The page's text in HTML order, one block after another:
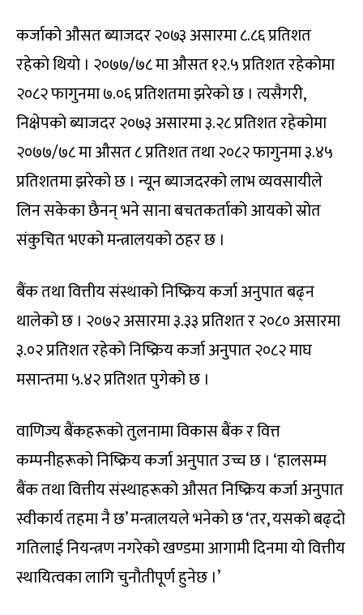
कर्जाको औसत ब्याजदर २०७३ असारमा ८.८६ प्रतिशत
रहेको थियो । २०७७/७८ मा औसत १२.५ प्रतिशत रहेकोमा
२०८२ फागुनमा ७.०६ प्रतिशतमा झरेको छ । त्यसैगरी,
निक्षेपको ब्याजदर २०७३ असारमा ३.२८ प्रतिशत रहेकोमा
२०७७/७८ मा औसत ८ प्रतिशत तथा २०८२ फागुनमा ३.४५
प्रतिशतमा झरेको छ । न्यून ब्याजदरको लाभ व्यवसायीले
लिन सकेका छैनन् भने साना बचतकर्ताको आयको स्रोत
संकुचित भएको मन्त्रालयको ठहर छ ।
बैंक तथा वित्तीय संस्थाको निष्क्रिय कर्जा अनुपात बढ्न
थालेको छ । २०७२ असारमा ३.३३ प्रतिशत र २०८० असारमा
३.०२ प्रतिशत रहेको निष्क्रिय कर्जा अनुपात २०८२ माघ
मसान्तमा ५.४२ प्रतिशत पुगेको छ ।
वाणिज्य बैंकहरूको तुलनामा विकास बैंक र वित्त
कम्पनीहरूको निष्क्रिय कर्जा अनुपात उच्च छ । ‘हालसम्म
बैंक तथा वित्तीय संस्थाहरूको औसत निष्क्रिय कर्जा अनुपात
स्वीकार्य तहमा नै छ’ मन्त्रालयले भनेको छ ‘तर, यसको बढ्दो
गतिलाई नियन्त्रण नगरेको खण्डमा आगामी दिनमा यो वित्तीय
स्थायित्वका लागि चुनौतीपूर्ण हुनेछ ।’